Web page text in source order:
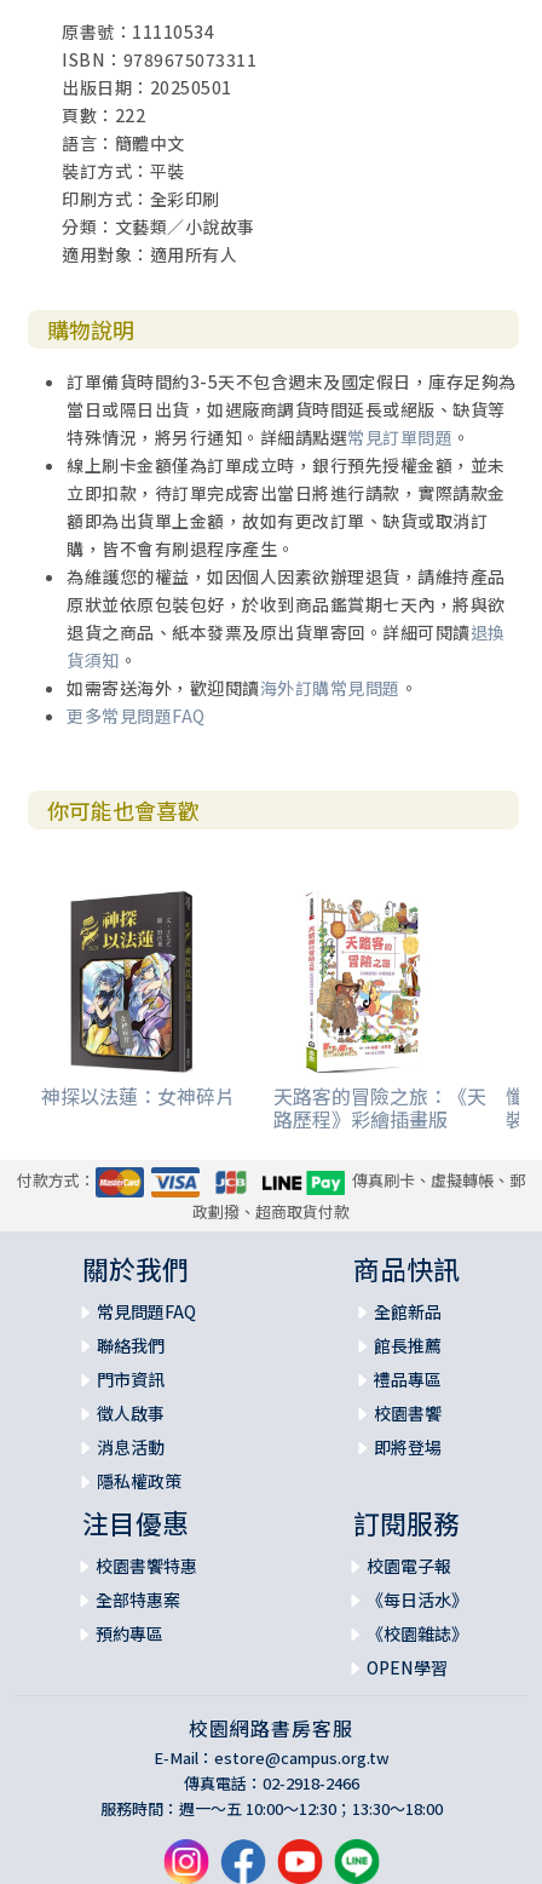
原書號：11110534
ISBN：9789675073311
出版日期：20250501
頁數：222
語言：簡體中文
裝訂方式：平裝
印刷方式：全彩印刷
分類：文藝類／小說故事
適用對象：適用所有人
購物說明
訂單備貨時間約3-5天不包含週末及國定假日，庫存足夠為
當日或隔日出貨，如遇廠商調貨時間延長或絕版、缺貨等
特殊情況，將另行通知。詳細請點選常見訂單問題 。
線上刷卡金額僅為訂單成立時，銀行預先授權金額，並未
立即扣款，待訂單完成寄出當日將進行請款，實際請款金
額即為出貨單上金額，故如有更改訂單、缺貨或取消訂
購，皆不會有刷退程序產生。
為維護您的權益，如因個人因素欲辦理退貨，請維持產品
原狀並依原包裝包好，於收到商品鑑賞期七天內，將與欲
退貨之商品、紙本發票及原出貨單寄回。詳細可閱讀退換
貨須知 。
如需寄送海外，歡迎閱讀海外訂購常見問題 。
更多常見問題FAQ
你可能也會喜歡
神探以法蓮：女神碎片 天路客的冒險之旅：《天
路歷程》彩繪插畫版
懺
裝)
付款方式：
傳真刷卡、虛擬轉帳、郵
政劃撥、超商取貨付款
關於我們
常見問題FAQ
聯絡我們
門市資訊
徵人啟事
消息活動
隱私權政策
商品快訊
全館新品
館長推薦
禮品專區
校園書饗
即將登場
注目優惠
校園書饗特惠
全部特惠案
預約專區
訂閱服務
校園電子報
《每日活水》
《校園雜誌》
OPEN學習
校園網路書房客服
E-Mail： estore@campus.org.tw
傳真電話：02-2918-2466
服務時間：週一～五 10:00～12:30；13:30～18:00